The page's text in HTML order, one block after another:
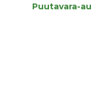
Puutavara-